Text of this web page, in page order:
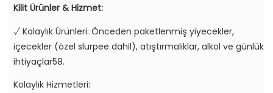
Kilit Ürünler & Hizmet:
√ Kolaylık Ürünleri: Önceden paketlenmiş yiyecekler,
içecekler (özel slurpee dahil), atıştırmalıklar, alkol ve günlük
ihtiyaçlar58.
Kolaylık Hizmetleri: